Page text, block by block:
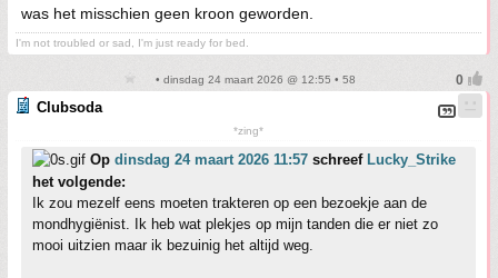
was het misschien geen kroon geworden.
I'm not troubled or sad, I'm just ready for bed.
• dinsdag 24 maart 2026 @ 12:55 • 58
Clubsoda
*zing*
Op dinsdag 24 maart 2026 11:57 schreef Lucky_Strike
het volgende:
Ik zou mezelf eens moeten trakteren op een bezoekje aan de
mondhygiënist. Ik heb wat plekjes op mijn tanden die er niet zo
mooi uitzien maar ik bezuinig het altijd weg.